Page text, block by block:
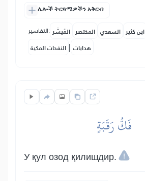
ሌሎች ትርጓሜዎችን አቅርብ
التفاسير: المُيسَّر المختصر السعدي ابن كثير
النفحات المكية | هدايات
فَكُّ رَقَبَةٍ
У қул озод қилишдир.